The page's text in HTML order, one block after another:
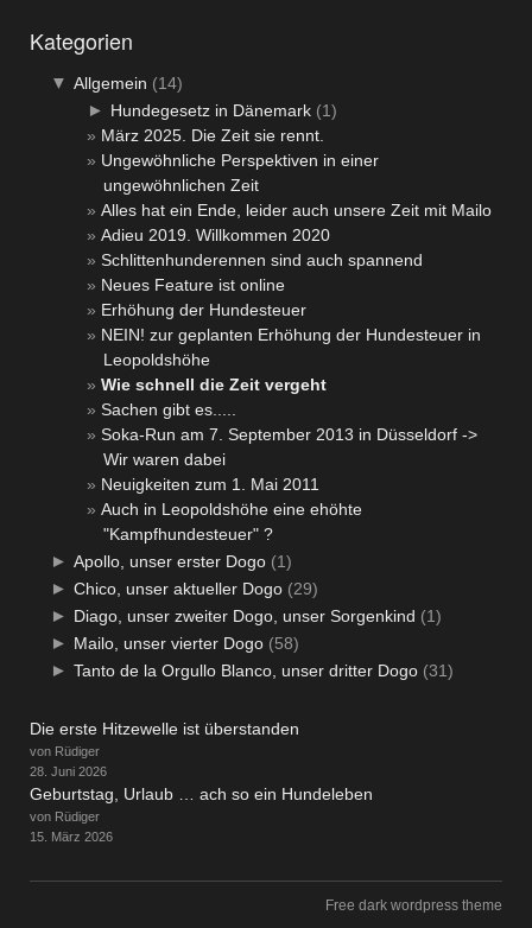
Kategorien
▼ Allgemein (14)
► Hundegesetz in Dänemark(1)
März 2025. Die Zeit sie rennt.
Ungewöhnliche Perspektiven in einer
ungewöhnlichen Zeit
Alles hat ein Ende, leider auch unsere Zeit mit Mailo
Adieu 2019. Willkommen 2020
Schlittenhunderennen sind auch spannend
Neues Feature ist online
Erhöhung der Hundesteuer
NEIN! zur geplanten Erhöhung der Hundesteuer in
Leopoldshöhe
Wie schnell die Zeit vergeht
Sachen gibt es.....
Soka-Run am 7. September 2013 in Düsseldorf ->
Wir waren dabei
Neuigkeiten zum 1. Mai 2011
Auch in Leopoldshöhe eine ehöhte
"Kampfhundesteuer" ?
► Apollo, unser erster Dogo(1)
► Chico, unser aktueller Dogo(29)
► Diago, unser zweiter Dogo, unser Sorgenkind (1)
► Mailo, unser vierter Dogo(58)
► Tanto de la Orgullo Blanco, unser dritter Dogo(31)
Die erste Hitzewelle ist überstanden
von Rüdiger
28. Juni 2026
Geburtstag, Urlaub … ach so ein Hundeleben
von Rüdiger
15. März 2026
Free dark wordpress theme